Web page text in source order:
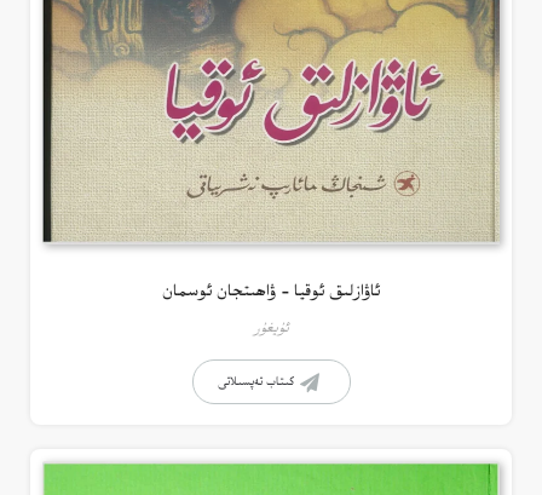
ئاۋازلىق ئوقيا – ۋاھىتجان ئوسمان
ئۇيغۇر
كىتاب تەپسىلاتى